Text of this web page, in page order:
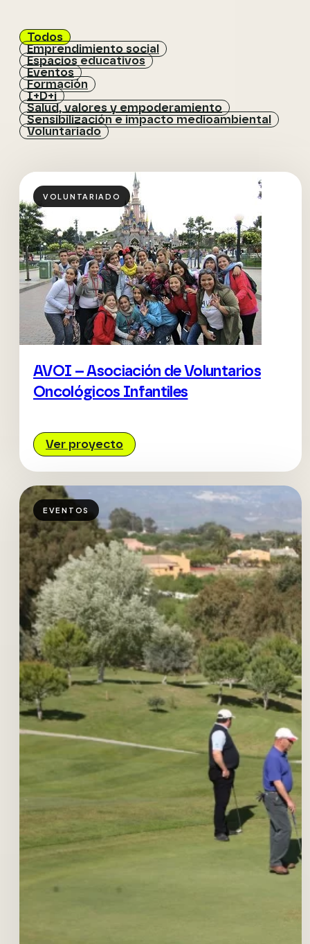
Todos
Emprendimiento social
Espacios educativos
Eventos
Formación
I+D+i
Salud, valores y empoderamiento
Sensibilización e impacto medioambiental
Voluntariado
VOLUNTARIADO
AVOI – Asociación de Voluntarios
Oncológicos Infantiles
Ver proyecto
EVENTOS